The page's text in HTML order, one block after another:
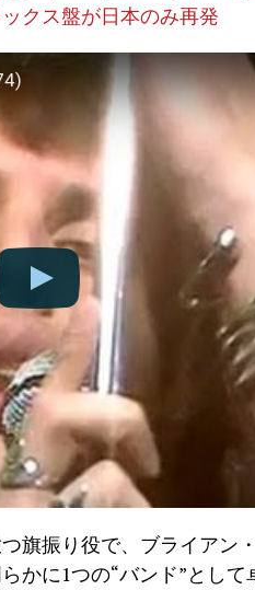
クス盤が日本のみ再発
旗振り役で、ブライアン
かに1つの“バンド”とし